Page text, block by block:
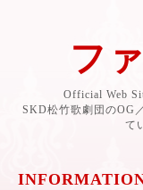
フ
Official Web
SKD松竹歌劇団のOG
て